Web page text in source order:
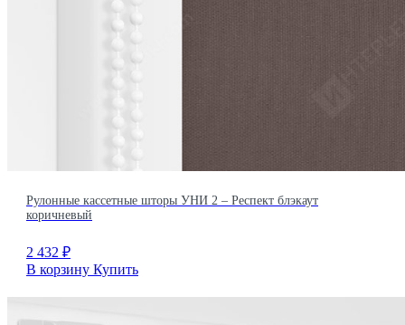
Рулонные кассетные шторы УНИ 2 – Респект блэкаут
коричневый
2 432 ₽
В корзину Купить